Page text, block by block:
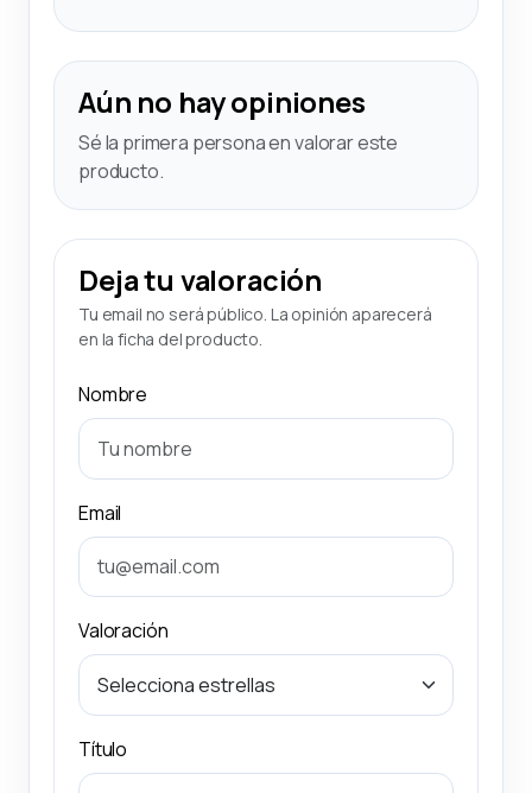
Aún no hay opiniones
Sé la primera persona en valorar este
producto.
Deja tu valoración
Tu email no será público. La opinión aparecerá
en la ficha del producto.
Nombre
Email
Valoración
Título